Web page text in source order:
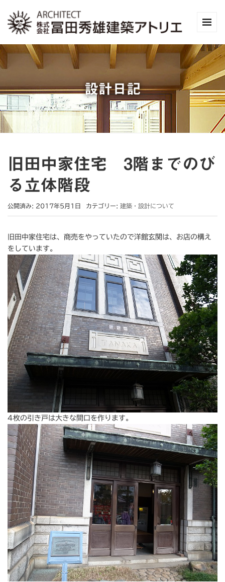
設計日記
旧田中家住宅 3階までのび
る立体階段
公開済み: 2017年5月1日 カテゴリー: 建築・設計について
旧田中家住宅は、商売をやっていたので洋館玄関は、お店の構え
をしています。
4枚の引き戸は大きな間口を作ります。